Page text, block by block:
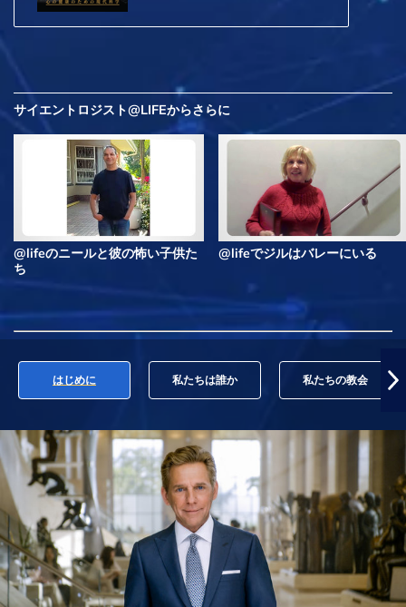
サイエントロジスト@LIFEからさらに
@lifeのニールと彼の怖い子供た
ち
@lifeでジルはバレーにいる
はじめに 私たちは誰か 私たちの教会